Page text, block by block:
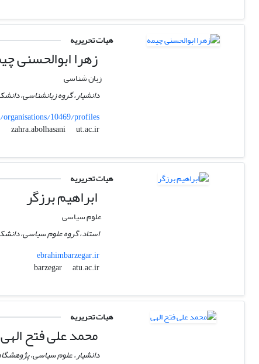
هیات تحریریه
زهرا ابوالحسنی
زبان شناسی
دانشیار، گروه زبانشناسی،
10469/profiles
zahra.abolhasani
ut.ac.ir
هیات تحریریه
ابراهیم برزگر
علوم سیاسی
استاد، گروه علوم سیاسی،
ebrahimbarzegar.ir
barzegar
atu.ac.ir
هیات تحریریه
محمد علی فتح الهی
دانشیار، علوم سیاسی،